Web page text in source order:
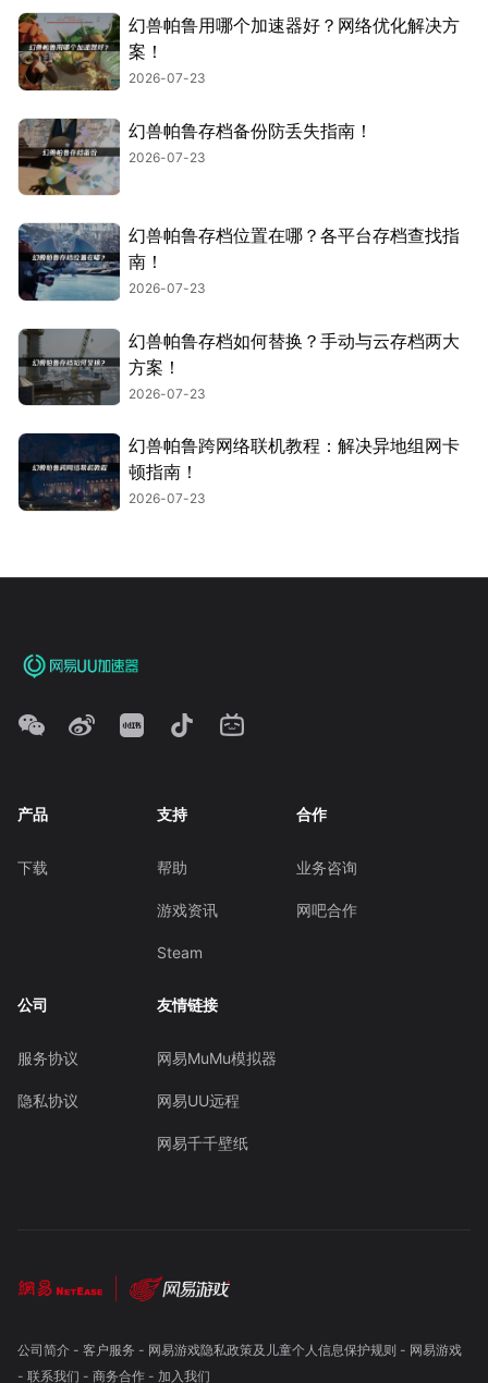
幻兽帕鲁用哪个加速器好？网络优化解决方
案！
2026-07-23
幻兽帕鲁存档备份防丢失指南！
2026-07-23
幻兽帕鲁存档位置在哪？各平台存档查找指
南！
2026-07-23
幻兽帕鲁存档如何替换？手动与云存档两大
方案！
2026-07-23
幻兽帕鲁跨网络联机教程：解决异地组网卡
顿指南！
2026-07-23
产品
下载
支持
帮助
游戏资讯
Steam
合作
业务咨询
网吧合作
公司
服务协议
隐私协议
友情链接
网易MuMu模拟器
网易UU远程
网易千千壁纸
公司简介- 客户服务 - 网易游戏隐私政策及儿童个人信息保护规则 - 网易游戏
- 联系我们 - 商务合作- 加入我们